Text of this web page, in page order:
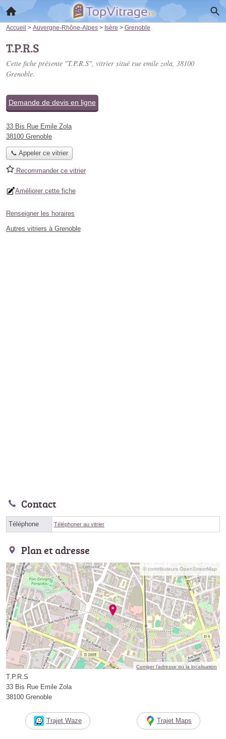
Accueil > Auvergne-Rhône-Alpes > Isère > Grenoble
T.P.R.S
Cette fiche présente "T.P.R.S", vitrier situé rue emile zola, 38100
Grenoble.
Demande de devis en ligne
33 Bis Rue Emile Zola
38100 Grenoble
📞 Appeler ce vitrier
Recommander ce vitrier
Améliorer cette fiche
Renseigner les horaires
Autres vitriers à Grenoble
Contact
Téléphone Téléphoner au vitrier
Plan et adresse
© contributeurs OpenStreetMap
Corriger l’adresse ou la localisation
T.P.R.S
33 Bis Rue Emile Zola
38100 Grenoble
Trajet Waze Trajet Maps